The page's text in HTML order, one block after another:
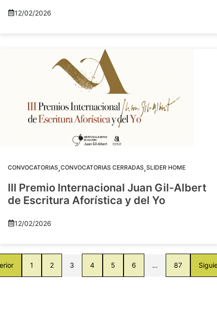
12/02/2026
CONVOCATORIAS,CONVOCATORIAS CERRADAS,SLIDER HOME
III Premio Internacional Juan Gil-Albert
de Escritura Aforística y del Yo
12/02/2026
1 2 3 4 5 6 … 87